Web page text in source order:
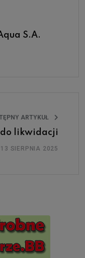
S.A.
ARTYKUŁ
do likwidacji
13 SIERPNIA 2025